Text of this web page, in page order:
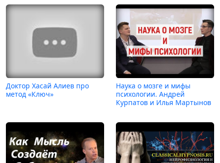
Доктор Хасай Алиев про
метод «Ключ»
Наука о мозге и мифы
психологии. Андрей
Курпатов и Илья Мартынов